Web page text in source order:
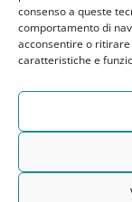
consenso a queste
comportamento di
acconsentire o
caratteristiche e
Questo sito è
© 2026 T-
Provincia